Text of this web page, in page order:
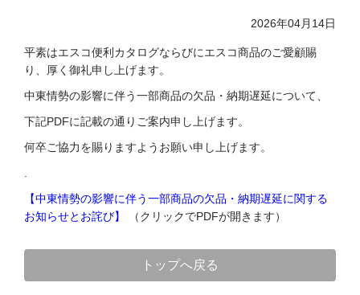
2026年04月14日
平素はエスコ便利カタログならびにエスコ商品のご愛顧賜
り、厚く御礼申し上げます。
中東情勢の影響に伴う一部商品の欠品・納期遅延について、
下記PDFに記載の通りご案内申し上げます。
何卒ご協力を賜りますようお願い申し上げます。
【中東情勢の影響に伴う一部商品の欠品・納期遅延に関する
お知らせとお詫び】
（クリックでPDFが開きます）
トップへ戻る